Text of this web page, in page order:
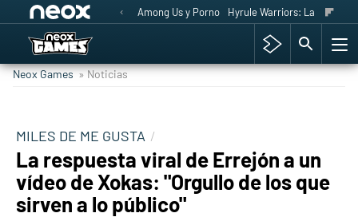
Among Us y Porno Hyrule Warriors: La Era del
Neox Games » Noticias
MILES DE ME GUSTA
La respuesta viral de Errejón a un
vídeo de Xokas: "Orgullo de los que
sirven a lo público"